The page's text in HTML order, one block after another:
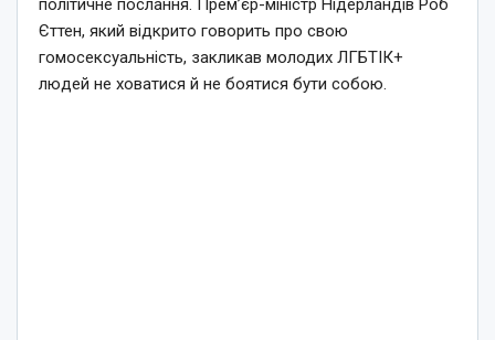
політичне послання. Прем’єр-міністр Нідерландів Роб
Єттен, який відкрито говорить про свою
гомосексуальність, закликав молодих ЛГБТІК+
людей не ховатися й не боятися бути собою.